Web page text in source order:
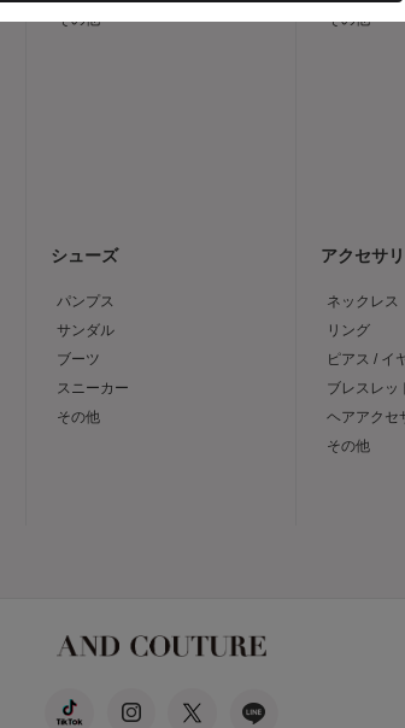
その他
その他
シューズ
パンプス
サンダル
ブーツ
スニーカー
その他
アクセサ
ネックレス
リング
ピアス / イ
ブレスレッ
ヘアアクセ
その他